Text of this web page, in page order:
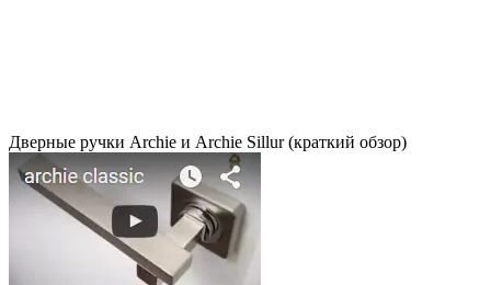
Дверные ручки Archie и Archie Sillur (краткий обзор)